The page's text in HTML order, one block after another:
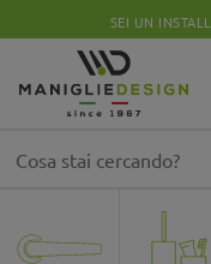
CHIUSI PER